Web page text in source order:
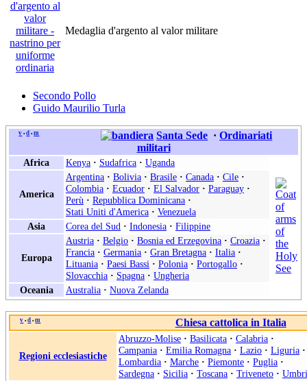
Medaglia d'argento al valor militare
Secondo Pollo
Guido Maurilio Turla
v • d • m Santa Sede · Ordinariati
militari
Africa Kenya · Sudafrica · Uganda
America
Argentina · Bolivia · Brasile · Canada · Cile ·
Colombia · Ecuador · El Salvador · Paraguay ·
Perù · Repubblica Dominicana ·
Stati Uniti d'America · Venezuela
Asia
Corea del Sud · Indonesia · Filippine
Europa
Austria · Belgio · Bosnia ed Erzegovina · Croazia ·
Francia · Germania · Gran Bretagna · Italia ·
Lituania · Paesi Bassi · Polonia · Portogallo ·
Slovacchia · Spagna · Ungheria
Oceania
Australia · Nuova Zelanda
v • d • m Chiesa cattolica in Italia
Regioni ecclesiastiche
Abruzzo-Molise · Basilicata · Calabria ·
Campania · Emilia Romagna · Lazio · Liguria ·
Lombardia · Marche · Piemonte · Puglia ·
Sardegna · Sicilia · Toscana · Triveneto ·